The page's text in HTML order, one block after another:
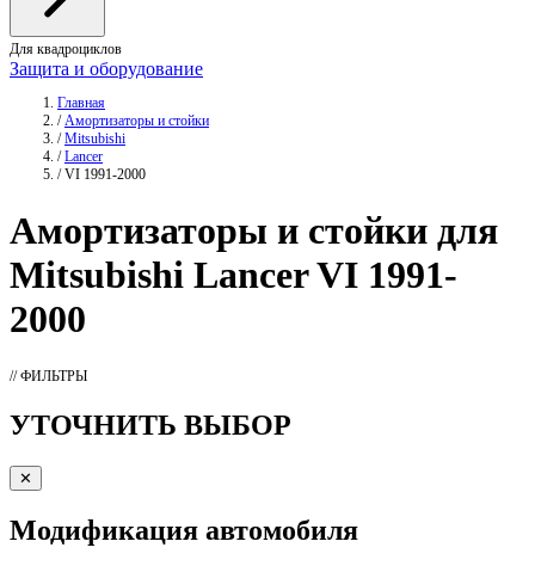
Для квадроциклов
Защита и оборудование
Главная
/ Амортизаторы и стойки
/ Mitsubishi
/ Lancer
/ VI 1991-2000
Амортизаторы и стойки для
Mitsubishi Lancer VI 1991-
2000
// ФИЛЬТРЫ
УТОЧНИТЬ ВЫБОР
✕
Модификация автомобиля